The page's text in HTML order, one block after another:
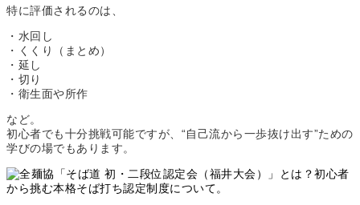
特に評価されるのは、
・水回し
・くくり（まとめ）
・延し
・切り
・衛生面や所作
など。
初心者でも十分挑戦可能ですが、“自己流から一歩抜け出す”ための
学びの場でもあります。